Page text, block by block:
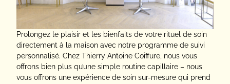
Prolongez le plaisir et les bienfaits de votre rituel de soin
directement à la maison avec notre programme de suivi
personnalisé. Chez Thierry Antoine Coiffure, nous vous
offrons bien plus qu’une simple routine capillaire – nous
vous offrons une expérience de soin sur-mesure qui prend